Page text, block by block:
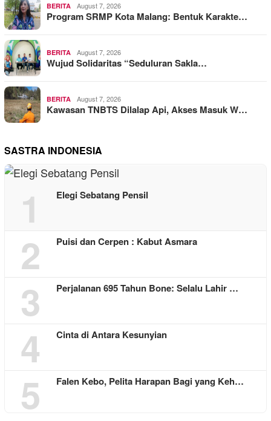
BERITA August 7, 2026
Program SRMP Kota Malang: Bentuk Karakte…
BERITA August 7, 2026
Wujud Solidaritas “Seduluran Sakla…
BERITA August 7, 2026
Kawasan TNBTS Dilalap Api, Akses Masuk W…
SASTRA INDONESIA
1 Elegi Sebatang Pensil
2 Puisi dan Cerpen : Kabut Asmara
3 Perjalanan 695 Tahun Bone: Selalu Lahir …
4 Cinta di Antara Kesunyian
5 Falen Kebo, Pelita Harapan Bagi yang Keh…